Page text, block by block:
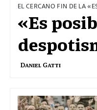
EL CERCANO FIN DE LA
«Es
Daniel Gatti